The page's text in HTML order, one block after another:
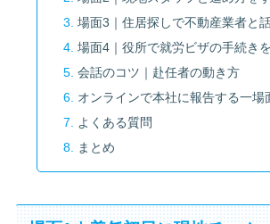
場面3｜住居探しで不動産業者と
場面4｜役所で就労ビザの手続き
会話のコツ｜赴任者の動き方
オンラインで本社に報告する一場
よくある質問
まとめ